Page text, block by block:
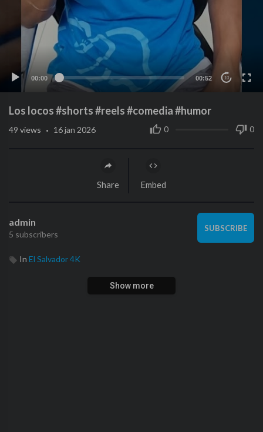
00:00 00:52 10
Los locos #shorts #reels #comedia #humor
0 0
49 views · 16 jan 2026
Share Embed
admin
5 subscribers
SUBSCRIBE
In El Salvador 4K
Show more